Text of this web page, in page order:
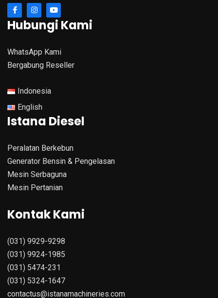
Hubungi Kami
WhatsApp Kami
Bergabung Reseller
Indonesia
English
Istana Diesel
Peralatan Berkebun
Generator Bensin & Pengelasan
Mesin Serbaguna
Mesin Pertanian
Kontak Kami
(031) 9929-9298
(031) 9924-1985
(031) 5474-231
(031) 5324-1647
contactus@istanamachineries.com